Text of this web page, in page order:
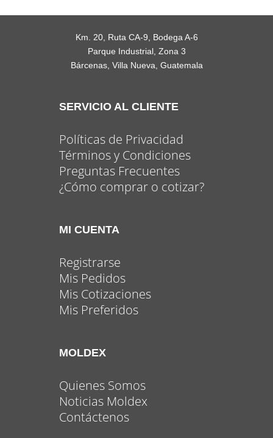
Km. 20, Ruta CA-9, Bodega A-6
Parque Industrial, Zona 3
Bárcenas, Villa Nueva, Guatemala
SERVICIO AL CLIENTE
Políticas de Privacidad
Términos y Condiciones
Preguntas Frecuentes
¿Cómo comprar o cotizar?
MI CUENTA
Registrarse
Mis Pedidos
Mis Cotizaciones
Mis Preferidos
MOLDEX
Quienes Somos
Noticias Moldex
Contáctenos